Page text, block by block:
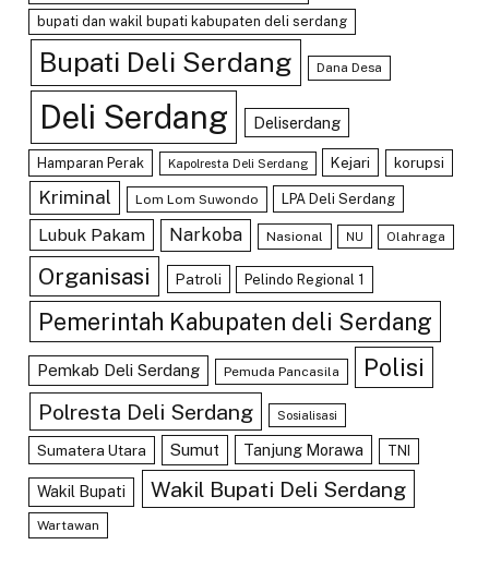
bupati dan wakil bupati kabupaten deli serdang
Bupati Deli Serdang Dana Desa
Deli Serdang Deliserdang
Hamparan Perak Kapolresta Deli Serdang Kejari korupsi
Kriminal Lom Lom Suwondo LPA Deli Serdang
Lubuk Pakam Narkoba Nasional NU Olahraga
Organisasi Patroli Pelindo Regional 1
Pemerintah Kabupaten deli Serdang
Pemkab Deli Serdang Pemuda Pancasila Polisi
Polresta Deli Serdang Sosialisasi
Sumatera Utara Sumut Tanjung Morawa TNI
Wakil Bupati Wakil Bupati Deli Serdang
Wartawan